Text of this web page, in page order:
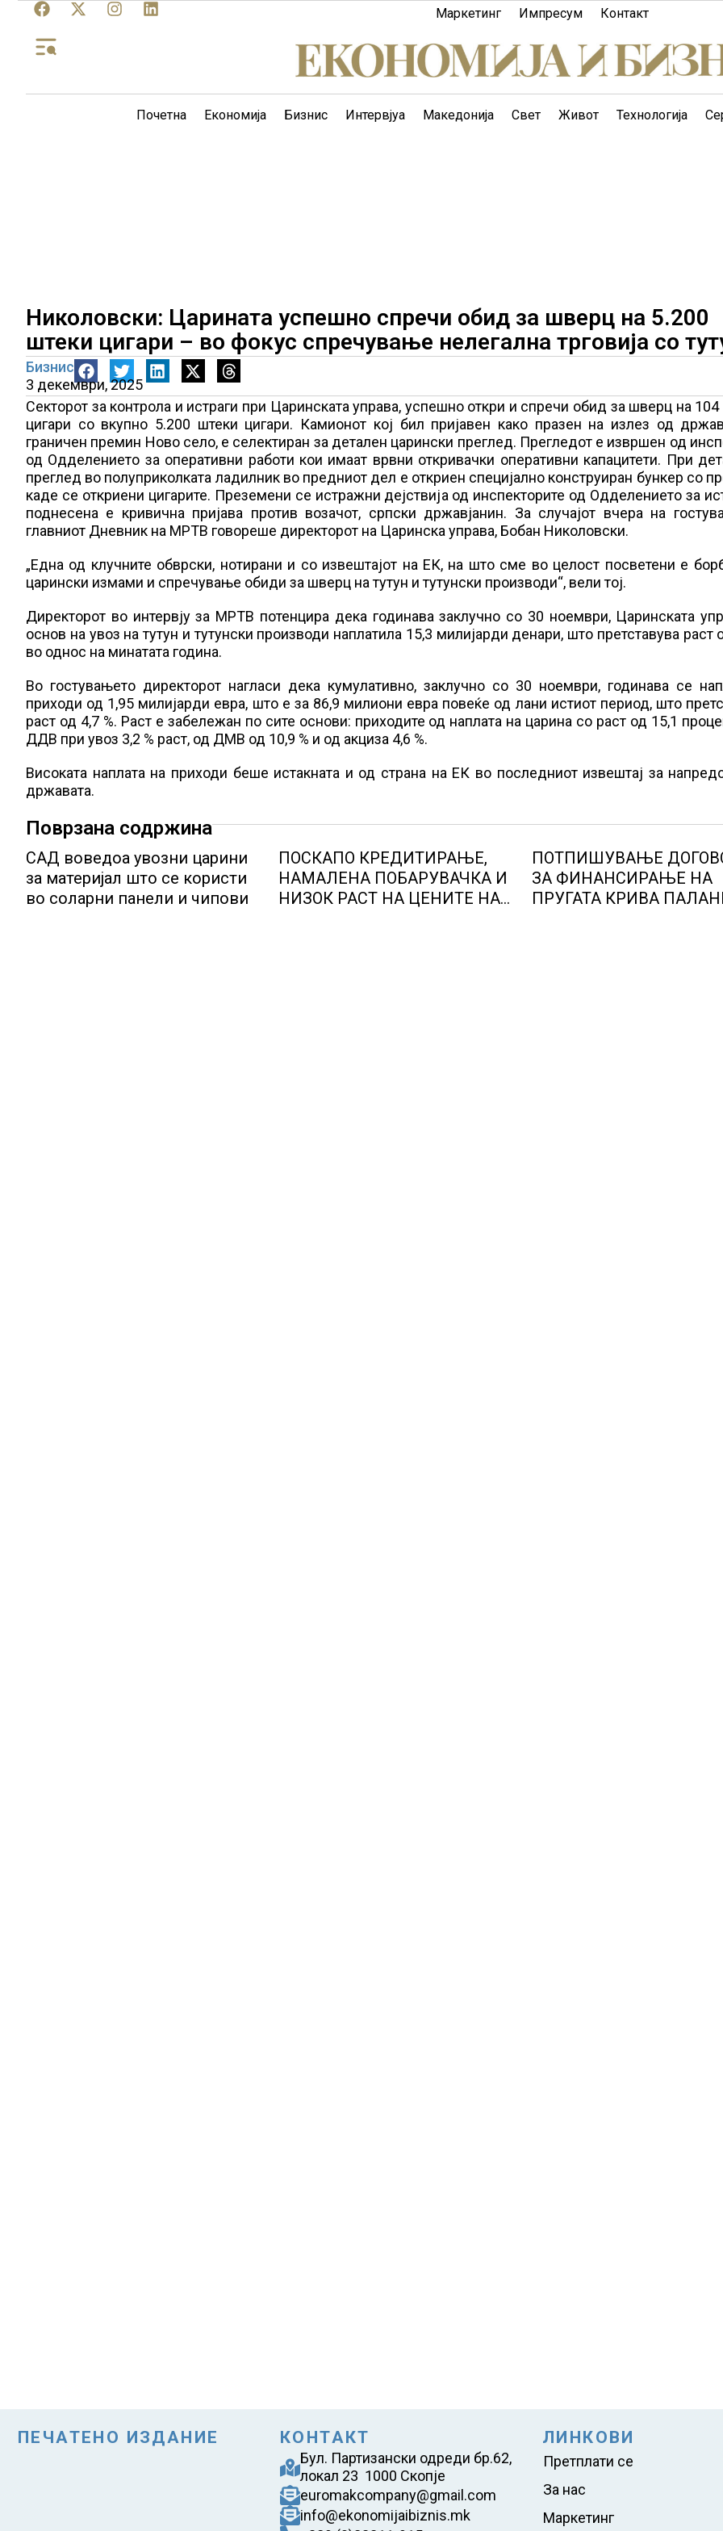
Маркетинг Импресум Контакт
Почетна Економија Бизнис Интервјуа Македонија Свет Живот Технологија
Николовски: Царината успешно спречи обид за шверц на 5.200
штеки цигари – во фокус спречување нелегална трговија со
Бизнис
3 декември, 2025
Секторот за контрола и истраги при Царинската управа, успешно откри и спречи обид за шверц на 104
цигари со вкупно 5.200 штеки цигари. Камионот кој бил пријавен како празен на излез од
граничен премин Ново село, е селектиран за детален царински преглед. Прегледот е извршен од
од Одделението за оперативни работи кои имаат врвни откривачки оперативни капацитети. При
преглед во полуприколката ладилник во предниот дел е откриен специјално конструиран бункер со
каде се откриени цигарите. Преземени се истражни дејствија од инспекторите од Одделението за
поднесена е кривична пријава против возачот, српски државјанин. За случајот вчера на
главниот Дневник на МРТВ говореше директорот на Царинска управа, Бобан Николовски.
„Една од клучните обврски, нотирани и со извештајот на ЕК, на што сме во целост посветени е
царински измами и спречување обиди за шверц на тутун и тутунски производи“, вели тој.
Директорот во интервју за МРТВ потенцира дека годинава заклучно со 30 ноември, Царинската
основ на увоз на тутун и тутунски производи наплатила 15,3 милијарди денари, што претставува раст
во однос на минатата година.
Во гостувањето директорот нагласи дека кумулативно, заклучно со 30 ноември, годинава се
приходи од 1,95 милијарди евра, што е за 86,9 милиони евра повеќе од лани истиот период, што
раст од 4,7 %. Раст е забележан по сите основи: приходите од наплата на царина со раст од 15,1
ДДВ при увоз 3,2 % раст, од ДМВ од 10,9 % и од акциза 4,6 %.
Високата наплата на приходи беше истакната и од страна на ЕК во последниот извештај за
државата.
Поврзана содржина
САД воведоа увозни царини
за материјал што се користи
во соларни панели и чипови
ПОСКАПО КРЕДИТИРАЊЕ,
НАМАЛЕНА ПОБАРУВАЧКА И
НИЗОК РАСТ НА ЦЕНИТЕ НА
ПОТПИШУВАЊЕ
ЗА ФИНАНСИРАЊЕ НА
ПРУГАТА КРИВА
ПЕЧАТЕНО ИЗДАНИЕ КОНТАКТ
Бул. Партизански одреди бр.62,
локал 23 1000 Скопје
euromakcompany@gmail.com
info@ekonomijaibiznis.mk
ЛИНКОВИ
Претплати се
За нас
Маркетинг